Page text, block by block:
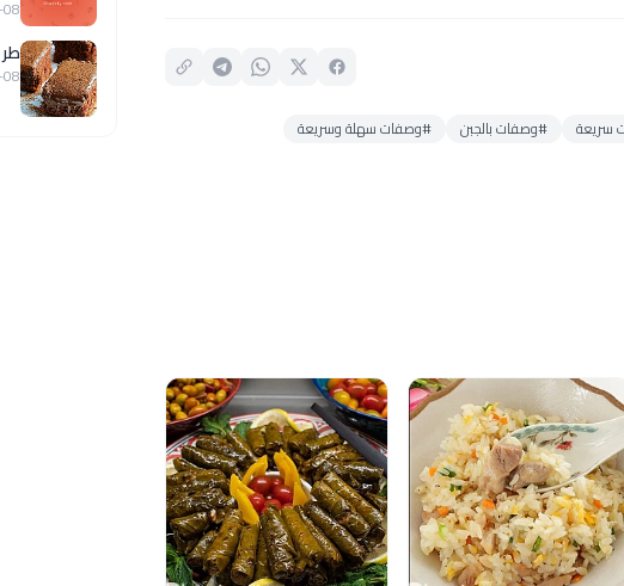
سريعة #وصفات بالجبن
#وصفات سهلة وسريعة